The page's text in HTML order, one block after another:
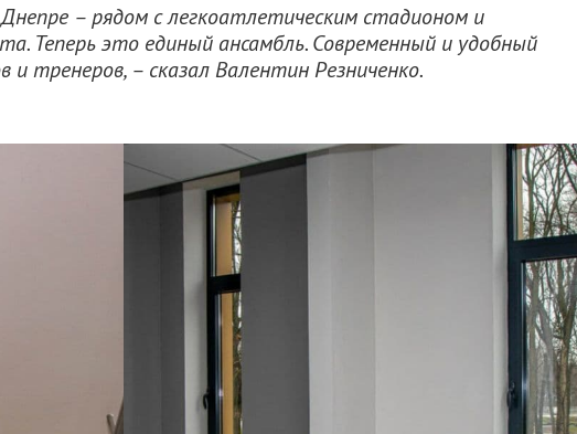
– рядом с легкоатлетическим стадионом и
Теперь это единый ансамбль. Современный и удобный
тренеров, – сказал Валентин Резниченко.